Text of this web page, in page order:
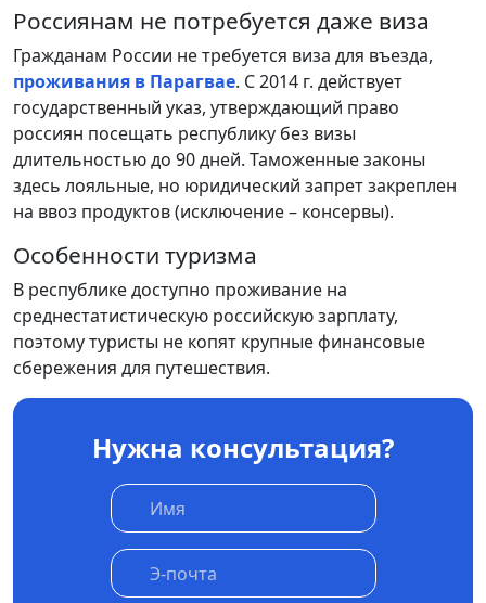
Россиянам не потребуется даже виза
Гражданам России не требуется виза для въезда,
проживания в Парагвае. С 2014 г. действует
государственный указ, утверждающий право
россиян посещать республику без визы
длительностью до 90 дней. Таможенные законы
здесь лояльные, но юридический запрет закреплен
на ввоз продуктов (исключение – консервы).
Особенности туризма
В республике доступно проживание на
среднестатистическую российскую зарплату,
поэтому туристы не копят крупные финансовые
сбережения для путешествия.
Нужна консультация?